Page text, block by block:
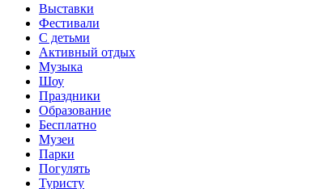
Выставки
Фестивали
С детьми
Активный отдых
Музыка
Шоу
Праздники
Образование
Бесплатно
Музеи
Парки
Погулять
Туристу